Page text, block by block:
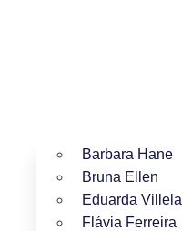
Barbara Hane
Bruna Ellen
Eduarda Villela
Flávia Ferreira